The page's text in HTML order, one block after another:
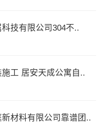
技有限公司304不..
工 居安天成公寓自..
材料有限公司靠谱团..